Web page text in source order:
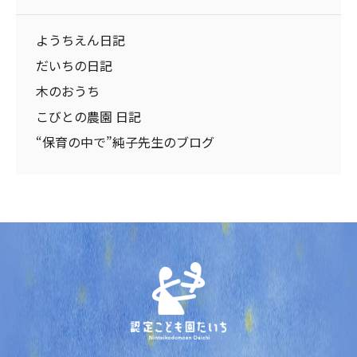
ようちえん日記
だいちの日記
木のおうち
こびとの農園 日記
“保育の中で”純子先生のブログ